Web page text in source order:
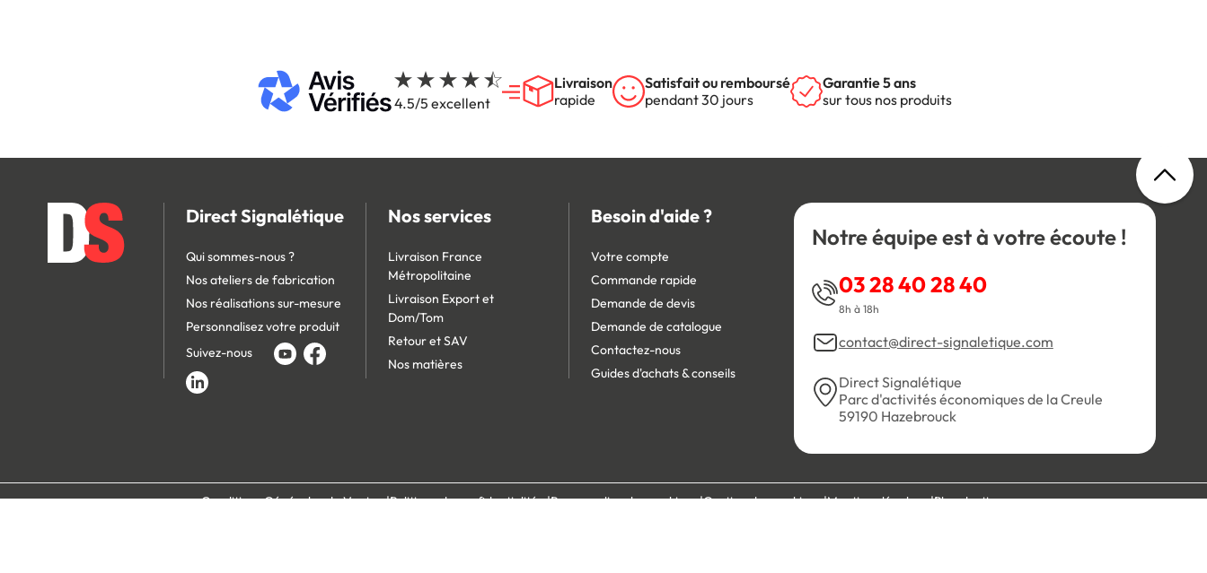
4.5/5 excellent
Livraison
rapide
Satisfait ou remboursé
pendant 30 jours
Garantie 5 ans
sur tous nos produits
Direct Signalétique
Qui sommes-nous ?
Nos ateliers de fabrication
Nos réalisations sur-mesure
Personnalisez votre produit
Suivez-nous
Nos services
Livraison France
Métropolitaine
Livraison Export et
Dom/Tom
Retour et SAV
Nos matières
Besoin d'aide ?
Votre compte
Commande rapide
Demande de devis
Demande de catalogue
Contactez-nous
Guides d'achats & conseils
Notre équipe est à votre écoute !
03 28 40 28 40
8h à 18h
contact@direct-signaletique.com
Direct Signalétique
Parc d'activités économiques de la Creule
59190 Hazebrouck
Conditions Générales de Vente Politique de confidentialité Personnaliser les cookies Gestion des cookies Mentions légales Plan du site